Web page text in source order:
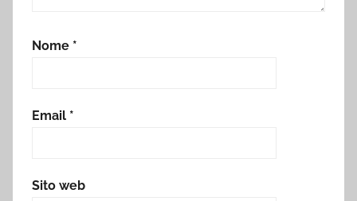
Nome *
Email *
Sito web